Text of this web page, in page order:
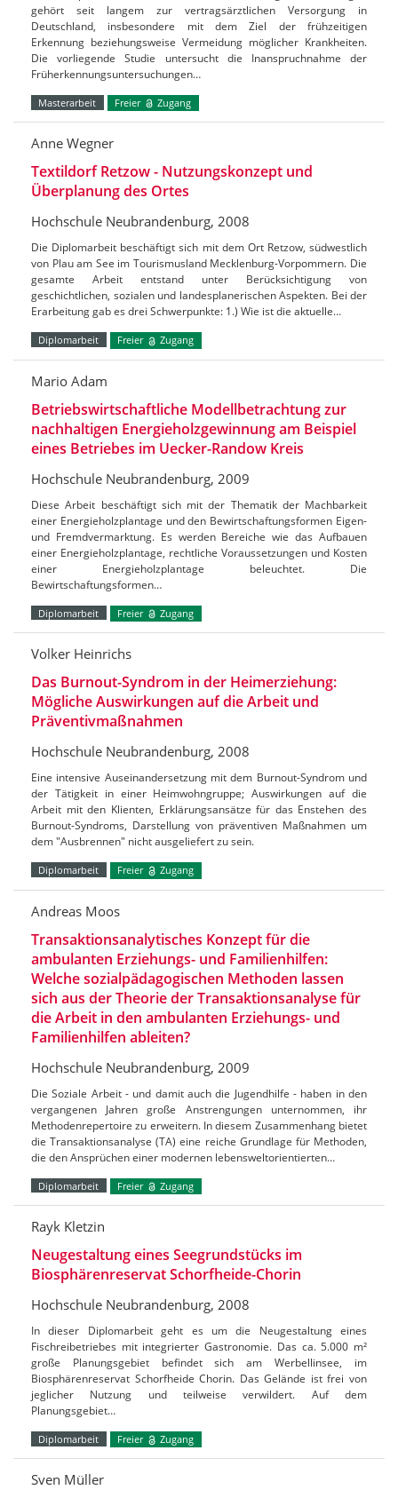
gehört seit langem zur vertragsärztlichen Versorgung in
Deutschland, insbesondere mit dem Ziel der frühzeitigen
Erkennung beziehungsweise Vermeidung möglicher Krankheiten.
Die vorliegende Studie untersucht die Inanspruchnahme der
Früherkennungsuntersuchungen…
Masterarbeit Freier Zugang
Anne Wegner
Textildorf Retzow - Nutzungskonzept und
Überplanung des Ortes
Hochschule Neubrandenburg, 2008
Die Diplomarbeit beschäftigt sich mit dem Ort Retzow, südwestlich
von Plau am See im Tourismusland Mecklenburg-Vorpommern. Die
gesamte Arbeit entstand unter Berücksichtigung von
geschichtlichen, sozialen und landesplanerischen Aspekten. Bei der
Erarbeitung gab es drei Schwerpunkte: 1.) Wie ist die aktuelle…
Diplomarbeit Freier Zugang
Mario Adam
Betriebswirtschaftliche Modellbetrachtung zur
nachhaltigen Energieholzgewinnung am Beispiel
eines Betriebes im Uecker-Randow Kreis
Hochschule Neubrandenburg, 2009
Diese Arbeit beschäftigt sich mit der Thematik der Machbarkeit
einer Energieholzplantage und den Bewirtschaftungsformen Eigen-
und Fremdvermarktung. Es werden Bereiche wie das Aufbauen
einer Energieholzplantage, rechtliche Voraussetzungen und Kosten
einer Energieholzplantage beleuchtet. Die
Bewirtschaftungsformen…
Diplomarbeit Freier Zugang
Volker Heinrichs
Das Burnout-Syndrom in der Heimerziehung:
Mögliche Auswirkungen auf die Arbeit und
Präventivmaßnahmen
Hochschule Neubrandenburg, 2008
Eine intensive Auseinandersetzung mit dem Burnout-Syndrom und
der Tätigkeit in einer Heimwohngruppe; Auswirkungen auf die
Arbeit mit den Klienten, Erklärungsansätze für das Enstehen des
Burnout-Syndroms, Darstellung von präventiven Maßnahmen um
dem "Ausbrennen" nicht ausgeliefert zu sein.
Diplomarbeit Freier Zugang
Andreas Moos
Transaktionsanalytisches Konzept für die
ambulanten Erziehungs- und Familienhilfen:
Welche sozialpädagogischen Methoden lassen
sich aus der Theorie der Transaktionsanalyse für
die Arbeit in den ambulanten Erziehungs- und
Familienhilfen ableiten?
Hochschule Neubrandenburg, 2009
Die Soziale Arbeit - und damit auch die Jugendhilfe - haben in den
vergangenen Jahren große Anstrengungen unternommen, ihr
Methodenrepertoire zu erweitern. In diesem Zusammenhang bietet
die Transaktionsanalyse (TA) eine reiche Grundlage für Methoden,
die den Ansprüchen einer modernen lebensweltorientierten…
Diplomarbeit Freier Zugang
Rayk Kletzin
Neugestaltung eines Seegrundstücks im
Biosphärenreservat Schorfheide-Chorin
Hochschule Neubrandenburg, 2008
In dieser Diplomarbeit geht es um die Neugestaltung eines
Fischreibetriebes mit integrierter Gastronomie. Das ca. 5.000 m²
große Planungsgebiet befindet sich am Werbellinsee, im
Biosphärenreservat Schorfheide Chorin. Das Gelände ist frei von
jeglicher Nutzung und teilweise verwildert. Auf dem
Planungsgebiet…
Diplomarbeit Freier Zugang
Sven Müller